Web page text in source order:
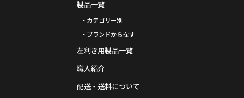
製品一覧
・カテゴリー別
・ブランドから探す
左利き用製品一覧
職人紹介
配送・送料について